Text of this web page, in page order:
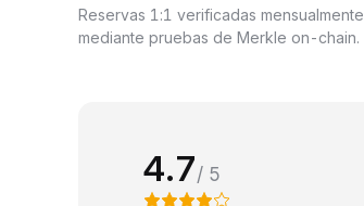
Reservas 1:1 verificadas mensualmente
mediante pruebas de Merkle on-chain.
4.7/ 5